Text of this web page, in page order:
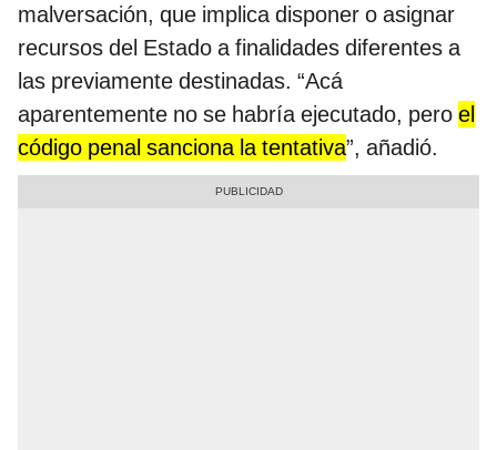
malversación, que implica disponer o asignar
recursos del Estado a finalidades diferentes a
las previamente destinadas. “Acá
aparentemente no se habría ejecutado, pero el
código penal sanciona la tentativa”, añadió.